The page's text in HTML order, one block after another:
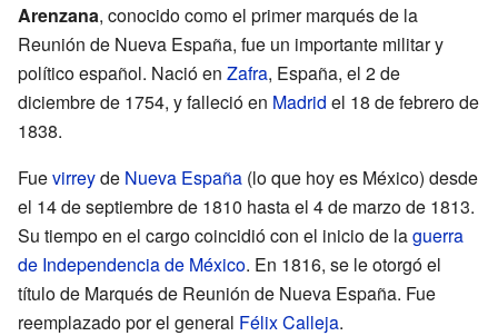
Arenzana, conocido como el primer marqués de la
Reunión de Nueva España, fue un importante militar y
político español. Nació en Zafra, España, el 2 de
diciembre de 1754, y falleció en Madrid el 18 de febrero de
1838.
Fuevirreyde Nueva España (lo que hoy es México) desde
el 14 de septiembre de 1810 hasta el 4 de marzo de 1813.
Su tiempo en el cargo coincidió con el inicio de laguerra
de Independencia de México. En 1816, se le otorgó el
título de Marqués de Reunión de Nueva España. Fue
reemplazado por el general Félix Calleja.